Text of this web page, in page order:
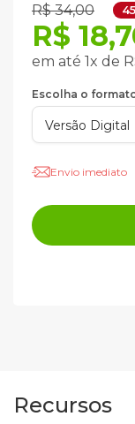
R$ 34,00
R$
em até 1x de
Escolha o
Envio imediato
Recursos